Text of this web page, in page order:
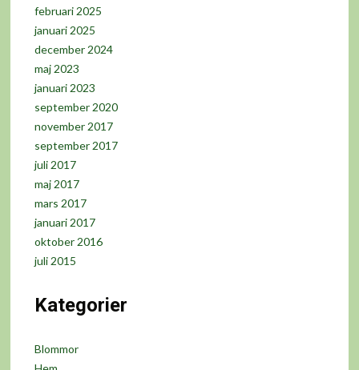
februari 2025
januari 2025
december 2024
maj 2023
januari 2023
september 2020
november 2017
september 2017
juli 2017
maj 2017
mars 2017
januari 2017
oktober 2016
juli 2015
Kategorier
Blommor